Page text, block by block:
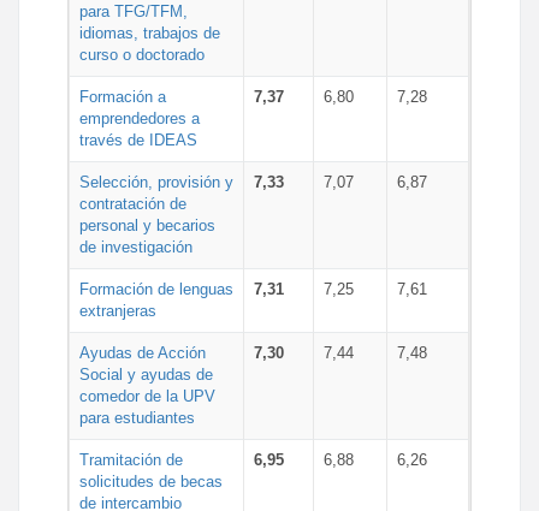
para TFG/TFM,
idiomas, trabajos de
curso o doctorado
Formación a
emprendedores a
través de IDEAS
7,37 6,80 7,28
Selección, provisión y
contratación de
personal y becarios
de investigación
7,33 7,07 6,87
Formación de lenguas
extranjeras
7,31 7,25 7,61
Ayudas de Acción
Social y ayudas de
comedor de la UPV
para estudiantes
7,30 7,44 7,48
Tramitación de
solicitudes de becas
de intercambio
6,95 6,88 6,26